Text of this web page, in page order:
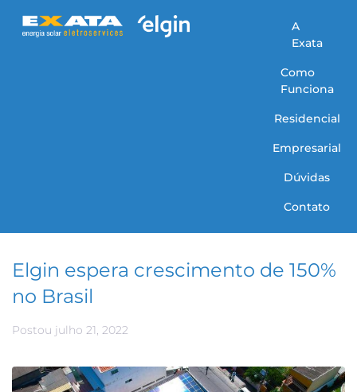
A
Exata
Como
Funciona
Residencial
Empresarial
Dúvidas
Contato
Elgin espera crescimento de 150%
no Brasil
Postou julho 21, 2022